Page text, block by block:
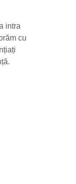
intra
cu